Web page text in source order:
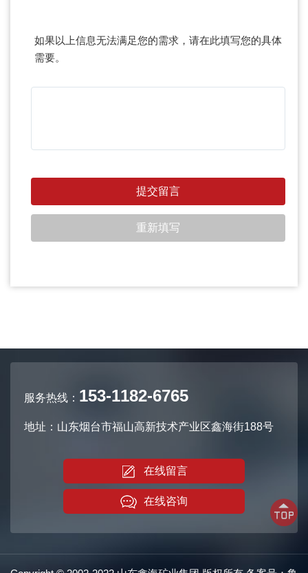
如果以上信息无法满足您的需求，请在此填写您的具体
需要。
服务热线： 153-1182-6765
地址：山东烟台市福山高新技术产业区鑫海街188号
在线留言
在线咨询